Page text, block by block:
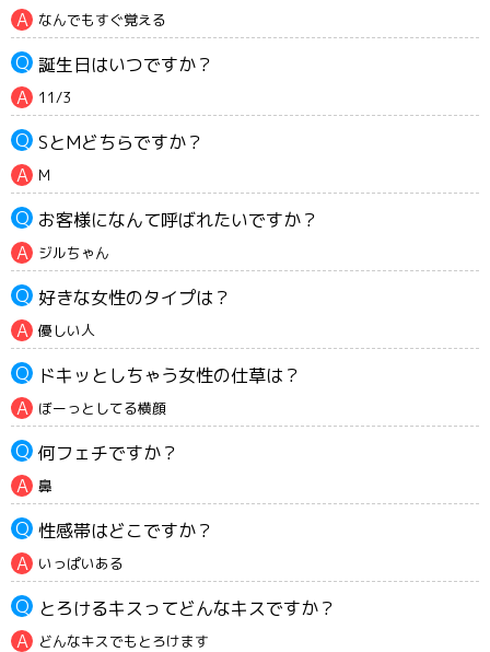
なんでもすぐ覚える
誕生日はいつですか？
11/3
SとMどちらですか？
M
お客様になんて呼ばれたいですか？
ジルちゃん
好きな女性のタイプは？
優しい人
ドキッとしちゃう女性の仕草は？
ぼーっとしてる横顔
何フェチですか？
鼻
性感帯はどこですか？
いっぱいある
とろけるキスってどんなキスですか？
どんなキスでもとろけます